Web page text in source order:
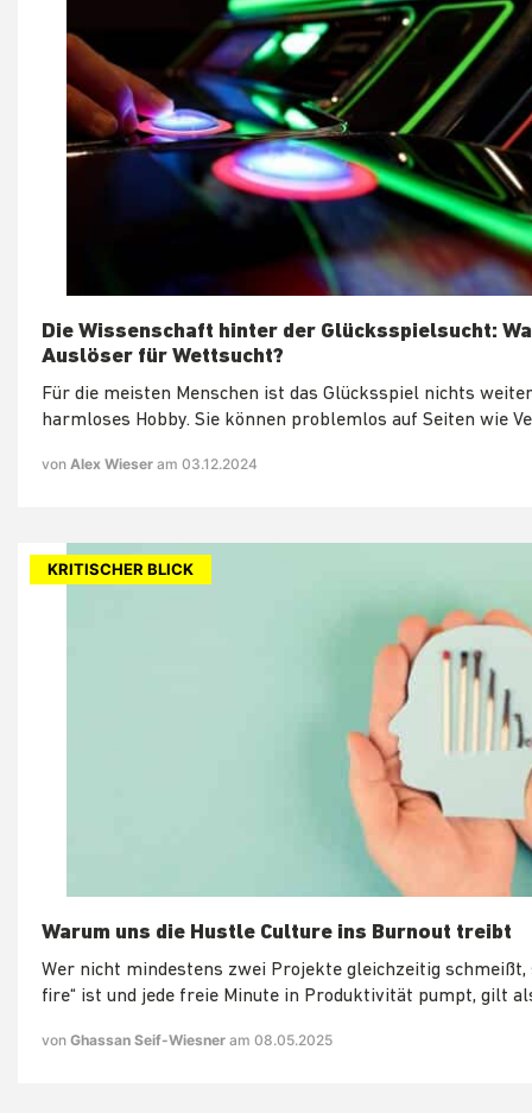
Die Wissenschaft hinter der Glücksspielsucht:
Auslöser für Wettsucht?
Für die meisten Menschen ist das Glücksspiel nichts
harmloses Hobby. Sie können problemlos auf Seiten wie
von Alex Wieser am 03.12.2024
KRITISCHER BLICK
Warum uns die Hustle Culture ins Burnout treibt
Wer nicht mindestens zwei Projekte gleichzeitig schmeißt,
fire“ ist und jede freie Minute in Produktivität pumpt, gilt
von Ghassan Seif-Wiesner am 08.05.2025